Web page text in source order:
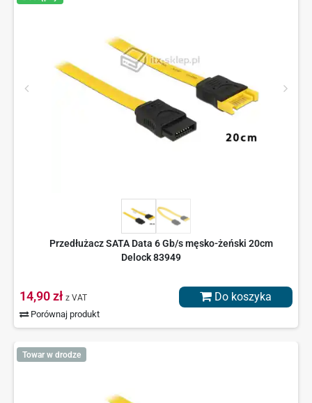
Przedłużacz SATA Data 6 Gb/s męsko-żeński 20cm
Delock 83949
14,90 zł z VAT
Porównaj produkt
Do koszyka
Towar w drodze